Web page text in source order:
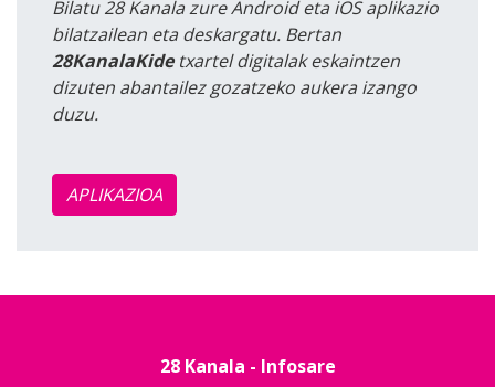
Bilatu 28 Kanala zure Android eta iOS aplikazio
bilatzailean eta deskargatu. Bertan
28KanalaKidetxartel digitalak eskaintzen
dizuten abantailez gozatzeko aukera izango
duzu.
APLIKAZIOA
28 Kanala - Infosare